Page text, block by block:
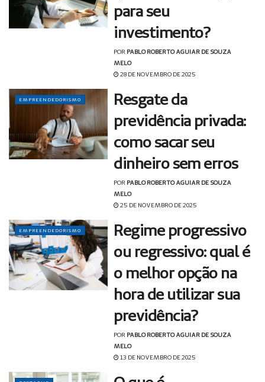
para seu
investimento?
POR PABLO ROBERTO AGUIAR DE SOUZA
MELO
28 DE NOVEMBRO DE 2025
EMPREENDEDORISMO
Resgate da
previdência privada:
como sacar seu
dinheiro sem erros
POR PABLO ROBERTO AGUIAR DE SOUZA
MELO
25 DE NOVEMBRO DE 2025
EMPREENDEDORISMO
Regime progressivo
ou regressivo: qual é
o melhor opção na
hora de utilizar sua
previdência?
POR PABLO ROBERTO AGUIAR DE SOUZA
MELO
13 DE NOVEMBRO DE 2025